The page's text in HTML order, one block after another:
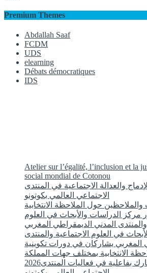
Premium Themes
Abdallah Saaf
FCDM
UDS
elearning
Débats démocratiques
IDS
Atelier sur l’égalité, l’inclusion et la
social mondial de Cotonou
والعدالة الاجتماعية في المنتدى
الاجتماعي العالمي بكوتونو
حول الملاحظة الانتخابية
الدراسات والأبحاث في العلوم
والمنتدى المدني الديمقراطي المغربي
في العلوم الاجتماعية والمنتدى
المغربي يشاركان في دورات تكوينية
الانتخابية بمختلف جهات المملكة
2026وفد مغربي يشارك بفاعلية في فعاليات المنتدى